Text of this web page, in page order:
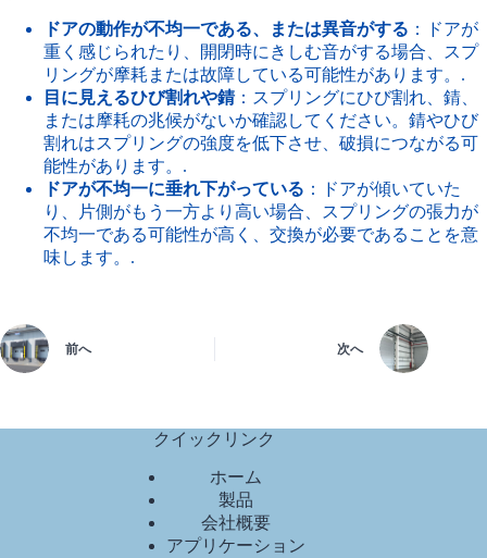
ドアの動作が不均一である、または異音がする ：ドアが
重く感じられたり、開閉時にきしむ音がする場合、スプ
リングが摩耗または故障している可能性があります。.
目に見えるひび割れや錆：スプリングにひび割れ、錆、
または摩耗の兆候がないか確認してください。錆やひび
割れはスプリングの強度を低下させ、破損につながる可
能性があります。.
ドアが不均一に垂れ下がっている ：ドアが傾いていた
り、片側がもう一方より高い場合、スプリングの張力が
不均一である可能性が高く、交換が必要であることを意
味します。.
前へ 次へ
クイックリンク
ホーム
製品
会社概要
アプリケーション